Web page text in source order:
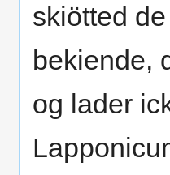
skiötted
bekiende,
og lader